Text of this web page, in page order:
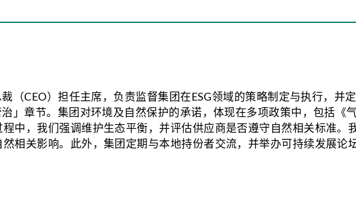
（CEO）担任主席，负责监督集团在ESG领域的策略制定与执行，并
」章节。集团对环境及自然保护的承诺，体现在多项政策中，包括
中，我们强调维护生态平衡，并评估供应商是否遵守自然相关标准
相关影响。此外，集团定期与本地持份者交流，并举办可持续发展论